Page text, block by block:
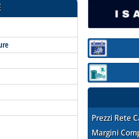
Sezione:
Sezione:
Prezzi Rete
Margini